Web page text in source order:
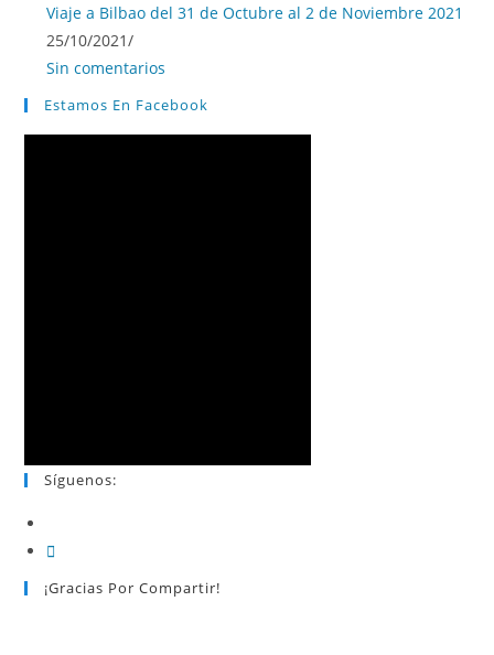
Viaje a Bilbao del 31 de Octubre al 2 de Noviembre 2021
25/10/2021/
Sin comentarios
Estamos En Facebook
Síguenos:
¡Gracias Por Compartir!